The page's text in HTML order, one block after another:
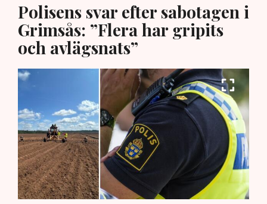
Polisens svar efter sabotagen i
Grimsås: ”Flera har gripits
och avlägsnats”